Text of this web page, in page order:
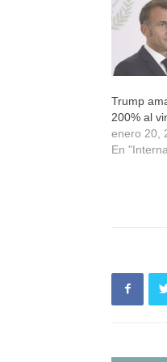
Trump
200% al
enero 20,
En